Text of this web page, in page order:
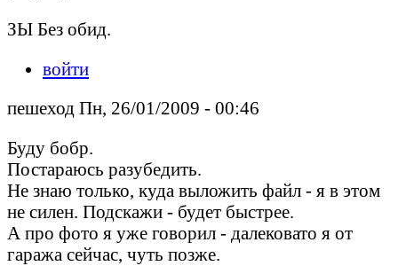
ЗЫ Без обид.
войти
пешеход Пн, 26/01/2009 - 00:46
Буду бобр.
Постараюсь разубедить.
Не знаю только, куда выложить файл - я в этом
не силен. Подскажи - будет быстрее.
А про фото я уже говорил - далековато я от
гаража сейчас, чуть позже.